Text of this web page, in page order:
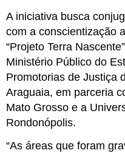
A iniciativa busca
com a conscientização
“Projeto Terra
Ministério Público do
Promotorias de Justiça
Araguaia, em parceria
Mato Grosso e a
Rondonópolis.
“As áreas que foram